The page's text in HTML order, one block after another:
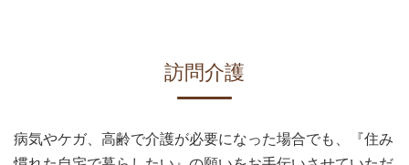
訪問介護
病気やケガ、高齢で介護が必要になった場合でも、『住み